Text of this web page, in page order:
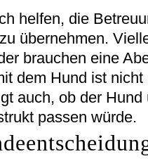
helfen, die
übernehmen.
brauchen eine
dem Hund ist
auch, ob der
passen würde.